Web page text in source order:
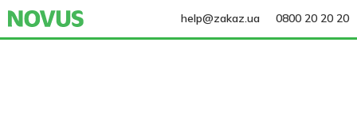
help@zakaz.ua 0800 20 20 20